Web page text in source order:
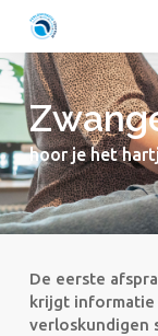
main
content
hoor je het
De eerste
krijgt informatie
verloskundigen